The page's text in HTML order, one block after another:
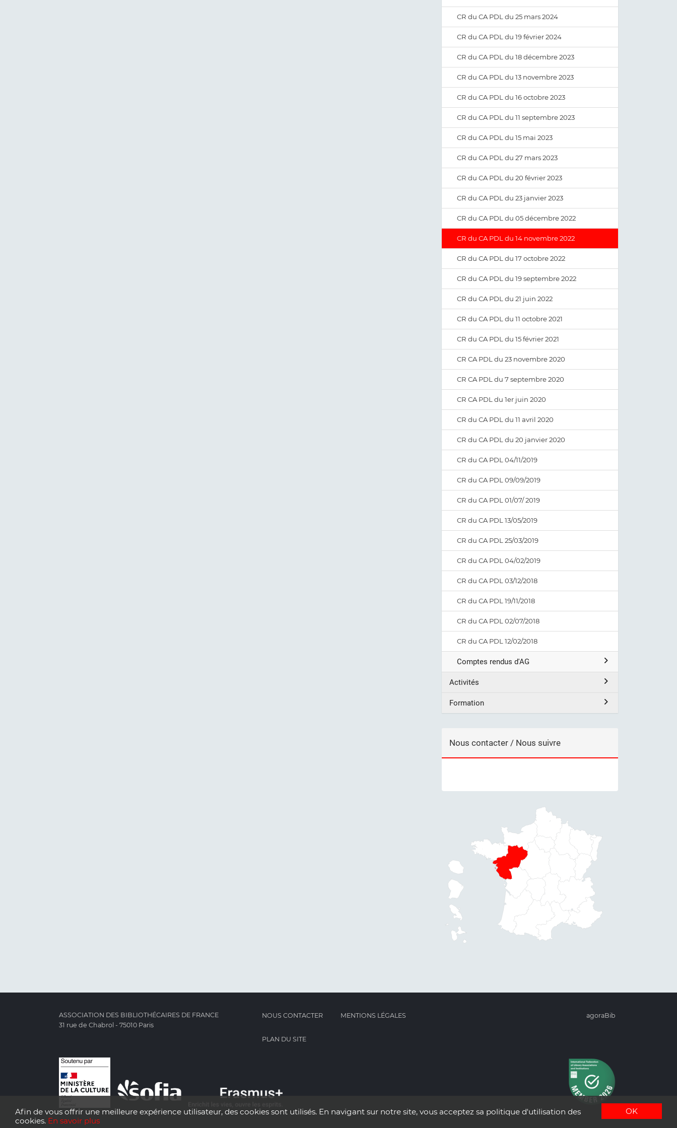
OK
Afin de vous offrir une meilleure expérience utilisateur, des cookies sont utilisés. En navigant sur notre site, vous acceptez sa politique d'utilisation des
cookies. En savoir plus
CR du CA PDL du 25 mars 2024
CR du CA PDL du 19 février 2024
CR du CA PDL du 18 décembre 2023
CR du CA PDL du 13 novembre 2023
CR du CA PDL du 16 octobre 2023
CR du CA PDL du 11 septembre 2023
CR du CA PDL du 15 mai 2023
CR du CA PDL du 27 mars 2023
CR du CA PDL du 20 février 2023
CR du CA PDL du 23 janvier 2023
CR du CA PDL du 05 décembre 2022
CR du CA PDL du 14 novembre 2022
CR du CA PDL du 17 octobre 2022
CR du CA PDL du 19 septembre 2022
CR du CA PDL du 21 juin 2022
CR du CA PDL du 11 octobre 2021
CR du CA PDL du 15 février 2021
CR CA PDL du 23 novembre 2020
CR CA PDL du 7 septembre 2020
CR CA PDL du 1er juin 2020
CR du CA PDL du 11 avril 2020
CR du CA PDL du 20 janvier 2020
CR du CA PDL 04/11/2019
CR du CA PDL 09/09/2019
CR du CA PDL 01/07/ 2019
CR du CA PDL 13/05/2019
CR du CA PDL 25/03/2019
CR du CA PDL 04/02/2019
CR du CA PDL 03/12/2018
CR du CA PDL 19/11/2018
CR du CA PDL 02/07/2018
CR du CA PDL 12/02/2018
Comptes rendus d'AG
Activités
Formation
Nous contacter / Nous suivre
ASSOCIATION DES BIBLIOTHÉCAIRES DE FRANCE
31 rue de Chabrol - 75010 Paris
NOUS CONTACTER MENTIONS LÉGALES
PLAN DU SITE
agoraBib